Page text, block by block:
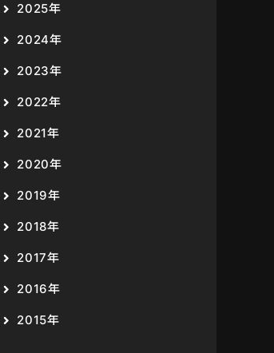
2025年
2024年
2023年
2022年
2021年
2020年
2019年
2018年
2017年
2016年
2015年